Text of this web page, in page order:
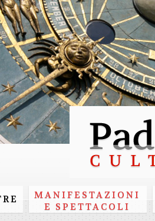
Salta al
contenuto
principale
MANIFESTAZIONI
E SPETTACOLI